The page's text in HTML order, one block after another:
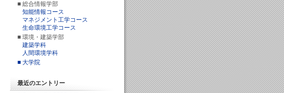
■ 総合情報学部
知能情報コース
マネジメント工学コース
生命環境工学コース
■ 環境・建築学部
建築学科
人間環境学科
■ 大学院
最近のエントリー